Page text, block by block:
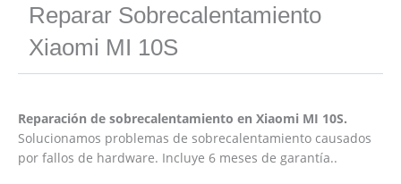
Reparar Sobrecalentamiento
Xiaomi MI 10S
Reparación de sobrecalentamiento en Xiaomi MI 10S.
Solucionamos problemas de sobrecalentamiento causados
por fallos de hardware. Incluye 6 meses de garantía..